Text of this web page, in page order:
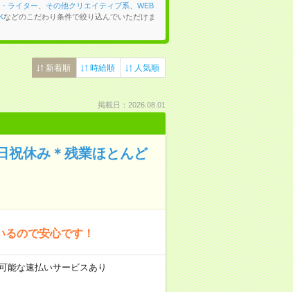
ライター その他クリエイティブ系
WEB
などのこだわり条件で絞り込んでいただけま
新着順 時給順 人気順
掲載日：2026.08.01
祝休み＊残業ほとんど
ので安心です！
な速払いサービスあり